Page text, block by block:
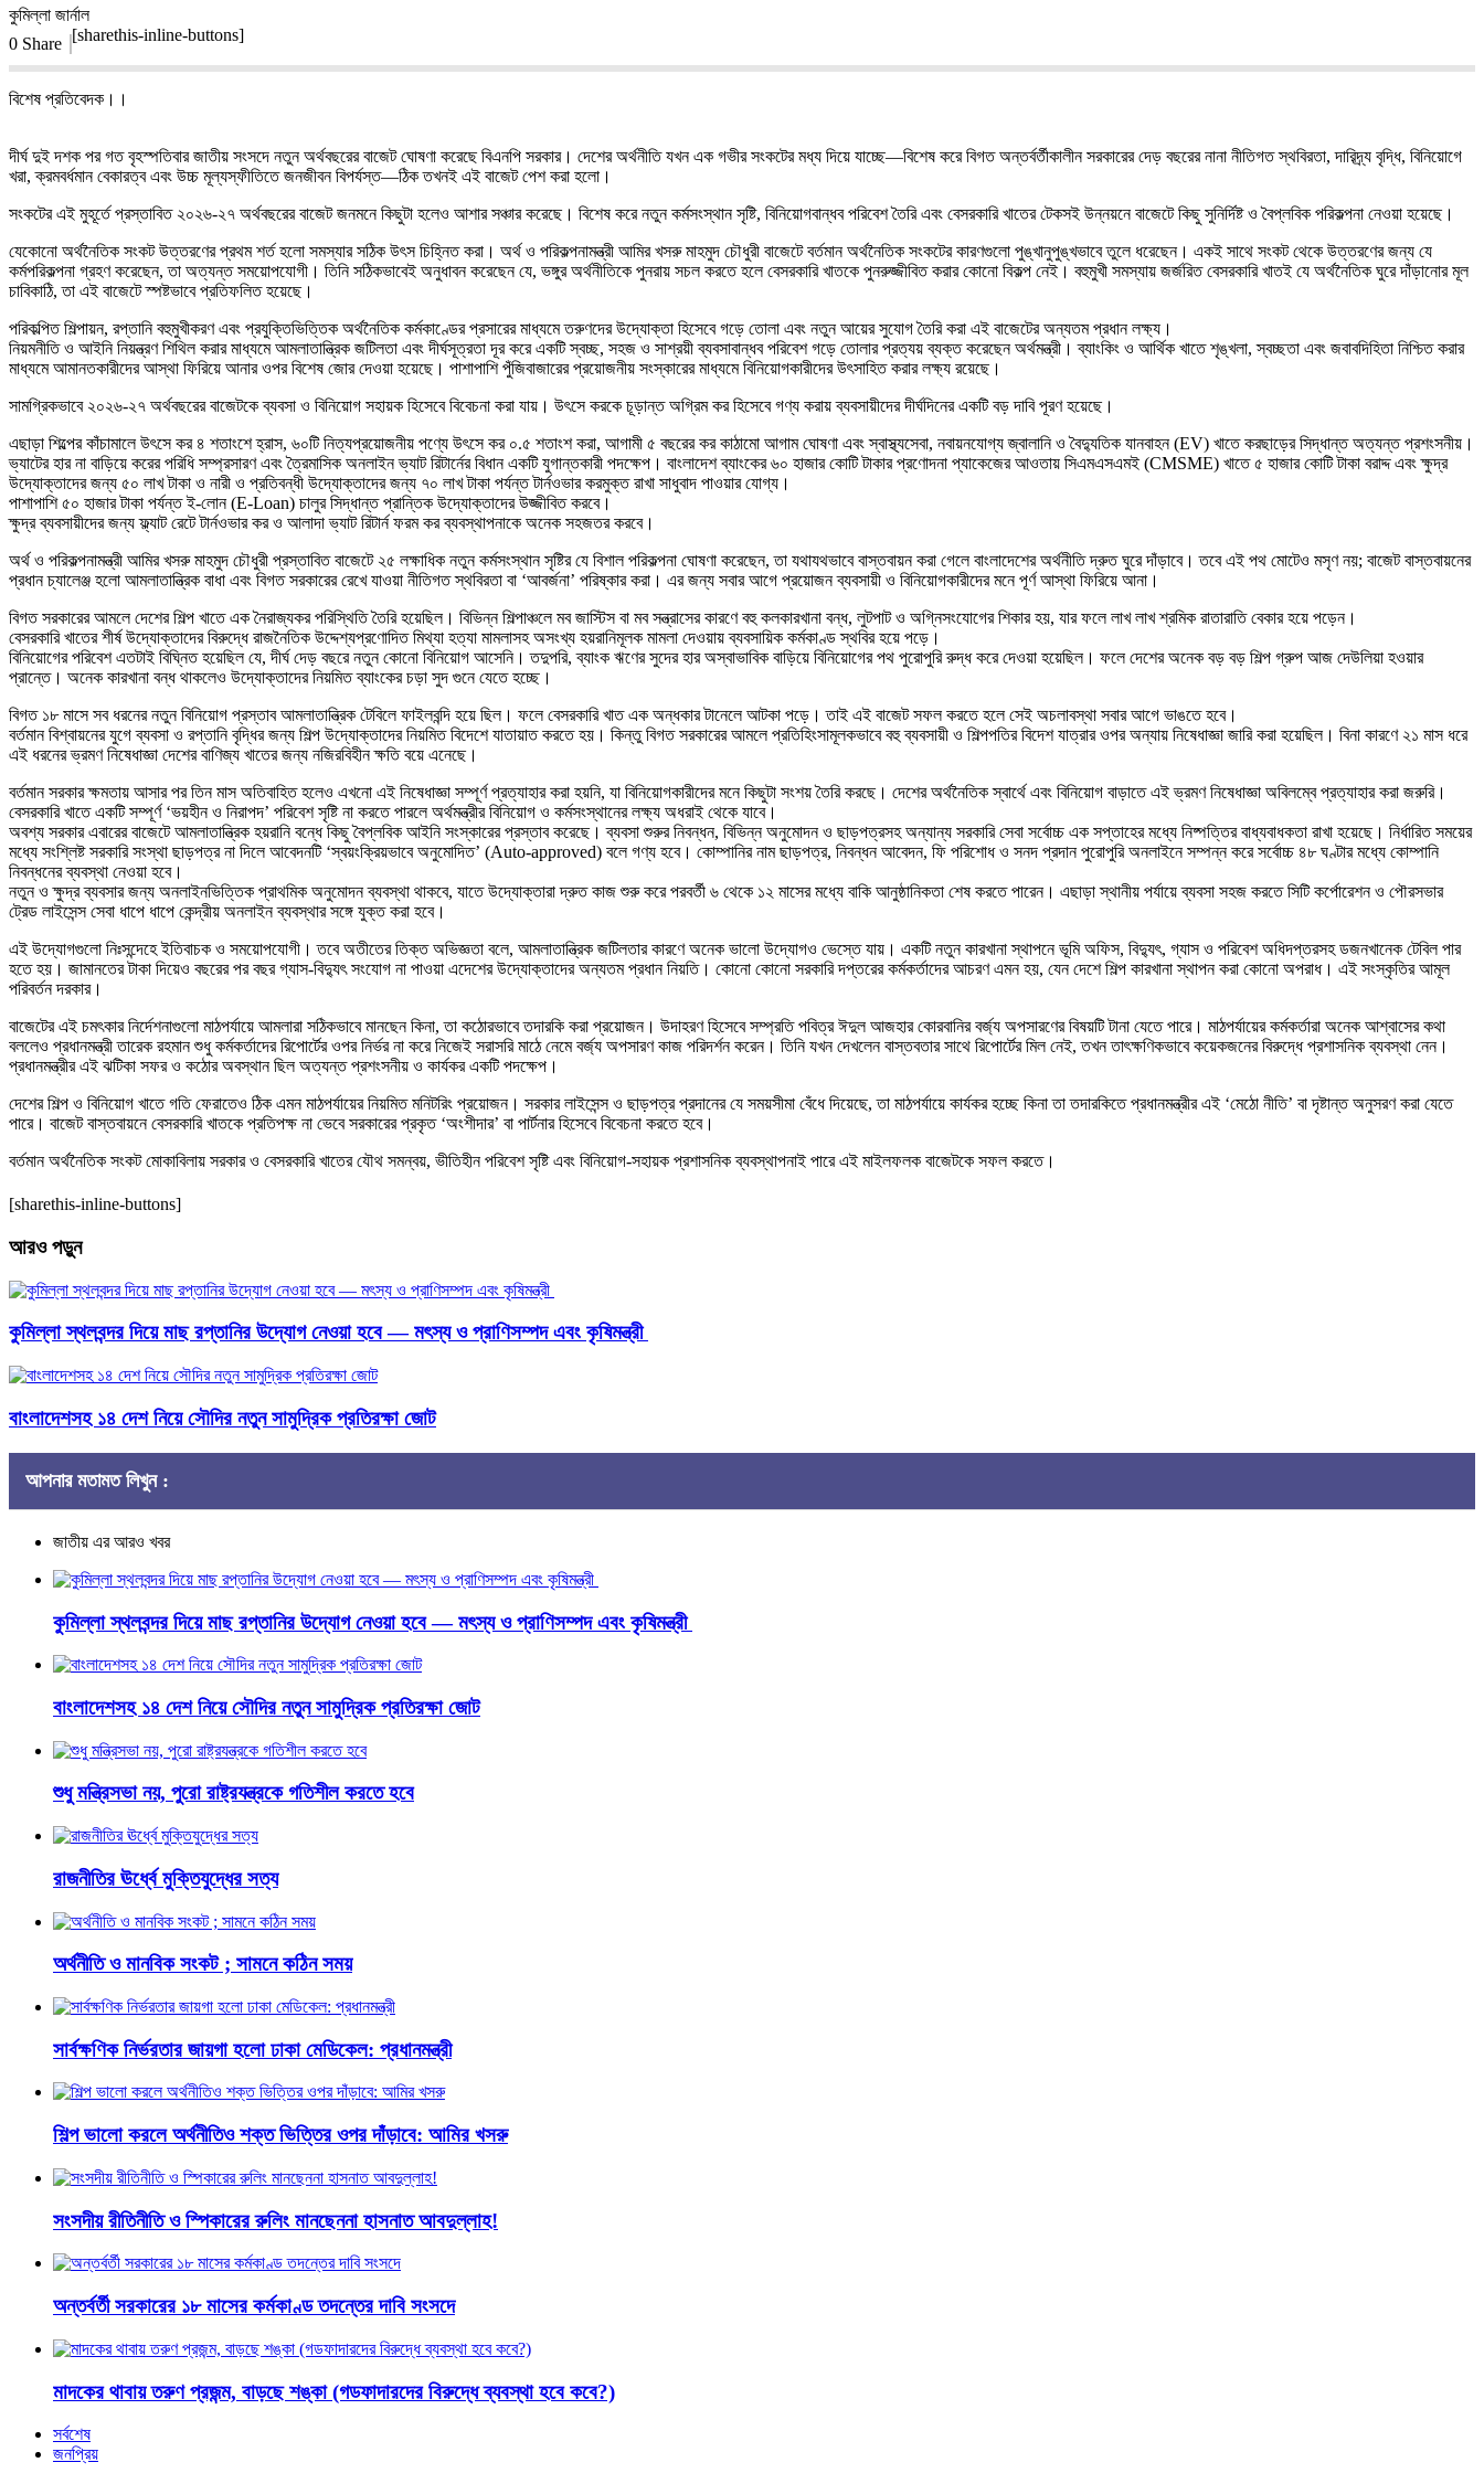
কুমিল্লা জার্নাল
0 Share [sharethis-inline-buttons]
​বিশেষ প্রতিবেদক।।
দীর্ঘ দুই দশক পর গত বৃহস্পতিবার জাতীয় সংসদে নতুন অর্থবছরের বাজেট ঘোষণা করেছে বিএনপি সরকার। দেশের অর্থনীতি যখন এক গভীর সংকটের মধ্য দিয়ে যাচ্ছে—বিশেষ করে বিগত অন্তর্বর্তীকালীন সরকারের দেড় বছরের নানা নীতিগত স্থবিরতা, দারিদ্র্য বৃদ্ধি, বিনিয়োগে
খরা, ক্রমবর্ধমান বেকারত্ব এবং উচ্চ মূল্যস্ফীতিতে জনজীবন বিপর্যস্ত—ঠিক তখনই এই বাজেট পেশ করা হলো।
সংকটের এই মুহূর্তে প্রস্তাবিত ২০২৬-২৭ অর্থবছরের বাজেট জনমনে কিছুটা হলেও আশার সঞ্চার করেছে। বিশেষ করে নতুন কর্মসংস্থান সৃষ্টি, বিনিয়োগবান্ধব পরিবেশ তৈরি এবং বেসরকারি খাতের টেকসই উন্নয়নে বাজেটে কিছু সুনির্দিষ্ট ও বৈপ্লবিক পরিকল্পনা নেওয়া হয়েছে।
​যেকোনো অর্থনৈতিক সংকট উত্তরণের প্রথম শর্ত হলো সমস্যার সঠিক উৎস চিহ্নিত করা। অর্থ ও পরিকল্পনামন্ত্রী আমির খসরু মাহমুদ চৌধুরী বাজেটে বর্তমান অর্থনৈতিক সংকটের কারণগুলো পুঙ্খানুপুঙ্খভাবে তুলে ধরেছেন। একই সাথে সংকট থেকে উত্তরণের জন্য যে
কর্মপরিকল্পনা গ্রহণ করেছেন, তা অত্যন্ত সময়োপযোগী। তিনি সঠিকভাবেই অনুধাবন করেছেন যে, ভঙ্গুর অর্থনীতিকে পুনরায় সচল করতে হলে বেসরকারি খাতকে পুনরুজ্জীবিত করার কোনো বিকল্প নেই। বহুমুখী সমস্যায় জর্জরিত বেসরকারি খাতই যে অর্থনৈতিক ঘুরে দাঁড়ানোর মূল
চাবিকাঠি, তা এই বাজেটে স্পষ্টভাবে প্রতিফলিত হয়েছে।
পরিকল্পিত শিল্পায়ন, রপ্তানি বহুমুখীকরণ এবং প্রযুক্তিভিত্তিক অর্থনৈতিক কর্মকাণ্ডের প্রসারের মাধ্যমে তরুণদের উদ্যোক্তা হিসেবে গড়ে তোলা এবং নতুন আয়ের সুযোগ তৈরি করা এই বাজেটের অন্যতম প্রধান লক্ষ্য।
​নিয়মনীতি ও আইনি নিয়ন্ত্রণ শিথিল করার মাধ্যমে আমলাতান্ত্রিক জটিলতা এবং দীর্ঘসূত্রতা দূর করে একটি স্বচ্ছ, সহজ ও সাশ্রয়ী ব্যবসাবান্ধব পরিবেশ গড়ে তোলার প্রত্যয় ব্যক্ত করেছেন অর্থমন্ত্রী। ব্যাংকিং ও আর্থিক খাতে শৃঙ্খলা, স্বচ্ছতা এবং জবাবদিহিতা নিশ্চিত করার
মাধ্যমে আমানতকারীদের আস্থা ফিরিয়ে আনার ওপর বিশেষ জোর দেওয়া হয়েছে। পাশাপাশি পুঁজিবাজারের প্রয়োজনীয় সংস্কারের মাধ্যমে বিনিয়োগকারীদের উৎসাহিত করার লক্ষ্য রয়েছে।
​সামগ্রিকভাবে ২০২৬-২৭ অর্থবছরের বাজেটকে ব্যবসা ও বিনিয়োগ সহায়ক হিসেবে বিবেচনা করা যায়। উৎসে করকে চূড়ান্ত অগ্রিম কর হিসেবে গণ্য করায় ব্যবসায়ীদের দীর্ঘদিনের একটি বড় দাবি পূরণ হয়েছে।
এছাড়া শিল্পের কাঁচামালে উৎসে কর ৪ শতাংশে হ্রাস, ৬০টি নিত্যপ্রয়োজনীয় পণ্যে উৎসে কর ০.৫ শতাংশ করা, আগামী ৫ বছরের কর কাঠামো আগাম ঘোষণা এবং স্বাস্থ্যসেবা, নবায়নযোগ্য জ্বালানি ও বৈদ্যুতিক যানবাহন (EV) খাতে করছাড়ের সিদ্ধান্ত অত্যন্ত প্রশংসনীয়।
ভ্যাটের হার না বাড়িয়ে করের পরিধি সম্প্রসারণ এবং ত্রৈমাসিক অনলাইন ভ্যাট রিটার্নের বিধান একটি যুগান্তকারী পদক্ষেপ। বাংলাদেশ ব্যাংকের ৬০ হাজার কোটি টাকার প্রণোদনা প্যাকেজের আওতায় সিএমএসএমই (CMSME) খাতে ৫ হাজার কোটি টাকা বরাদ্দ এবং ক্ষুদ্র
উদ্যোক্তাদের জন্য ৫০ লাখ টাকা ও নারী ও প্রতিবন্ধী উদ্যোক্তাদের জন্য ৭০ লাখ টাকা পর্যন্ত টার্নওভার করমুক্ত রাখা সাধুবাদ পাওয়ার যোগ্য।
পাশাপাশি ৫০ হাজার টাকা পর্যন্ত ই-লোন (E-Loan) চালুর সিদ্ধান্ত প্রান্তিক উদ্যোক্তাদের উজ্জীবিত করবে।
ক্ষুদ্র ব্যবসায়ীদের জন্য ফ্ল্যাট রেটে টার্নওভার কর ও আলাদা ভ্যাট রিটার্ন ফরম কর ব্যবস্থাপনাকে অনেক সহজতর করবে।
​অর্থ ও পরিকল্পনামন্ত্রী আমির খসরু মাহমুদ চৌধুরী প্রস্তাবিত বাজেটে ২৫ লক্ষাধিক নতুন কর্মসংস্থান সৃষ্টির যে বিশাল পরিকল্পনা ঘোষণা করেছেন, তা যথাযথভাবে বাস্তবায়ন করা গেলে বাংলাদেশের অর্থনীতি দ্রুত ঘুরে দাঁড়াবে। তবে এই পথ মোটেও মসৃণ নয়; বাজেট বাস্তবায়নের
প্রধান চ্যালেঞ্জ হলো আমলাতান্ত্রিক বাধা এবং বিগত সরকারের রেখে যাওয়া নীতিগত স্থবিরতা বা ‘আবর্জনা’ পরিষ্কার করা। এর জন্য সবার আগে প্রয়োজন ব্যবসায়ী ও বিনিয়োগকারীদের মনে পূর্ণ আস্থা ফিরিয়ে আনা।
​বিগত সরকারের আমলে দেশের শিল্প খাতে এক নৈরাজ্যকর পরিস্থিতি তৈরি হয়েছিল। বিভিন্ন শিল্পাঞ্চলে মব জাস্টিস বা মব সন্ত্রাসের কারণে বহু কলকারখানা বন্ধ, লুটপাট ও অগ্নিসংযোগের শিকার হয়, যার ফলে লাখ লাখ শ্রমিক রাতারাতি বেকার হয়ে পড়েন।
বেসরকারি খাতের শীর্ষ উদ্যোক্তাদের বিরুদ্ধে রাজনৈতিক উদ্দেশ্যপ্রণোদিত মিথ্যা হত্যা মামলাসহ অসংখ্য হয়রানিমূলক মামলা দেওয়ায় ব্যবসায়িক কর্মকাণ্ড স্থবির হয়ে পড়ে।
বিনিয়োগের পরিবেশ এতটাই বিঘ্নিত হয়েছিল যে, দীর্ঘ দেড় বছরে নতুন কোনো বিনিয়োগ আসেনি। তদুপরি, ব্যাংক ঋণের সুদের হার অস্বাভাবিক বাড়িয়ে বিনিয়োগের পথ পুরোপুরি রুদ্ধ করে দেওয়া হয়েছিল। ফলে দেশের অনেক বড় বড় শিল্প গ্রুপ আজ দেউলিয়া হওয়ার
প্রান্তে। অনেক কারখানা বন্ধ থাকলেও উদ্যোক্তাদের নিয়মিত ব্যাংকের চড়া সুদ গুনে যেতে হচ্ছে।
​বিগত ১৮ মাসে সব ধরনের নতুন বিনিয়োগ প্রস্তাব আমলাতান্ত্রিক টেবিলে ফাইলবন্দি হয়ে ছিল। ফলে বেসরকারি খাত এক অন্ধকার টানেলে আটকা পড়ে। তাই এই বাজেট সফল করতে হলে সেই অচলাবস্থা সবার আগে ভাঙতে হবে।
বর্তমান বিশ্বায়নের যুগে ব্যবসা ও রপ্তানি বৃদ্ধির জন্য শিল্প উদ্যোক্তাদের নিয়মিত বিদেশে যাতায়াত করতে হয়। কিন্তু বিগত সরকারের আমলে প্রতিহিংসামূলকভাবে বহু ব্যবসায়ী ও শিল্পপতির বিদেশ যাত্রার ওপর অন্যায় নিষেধাজ্ঞা জারি করা হয়েছিল। বিনা কারণে ২১ মাস ধরে
এই ধরনের ভ্রমণ নিষেধাজ্ঞা দেশের বাণিজ্য খাতের জন্য নজিরবিহীন ক্ষতি বয়ে এনেছে।
বর্তমান সরকার ক্ষমতায় আসার পর তিন মাস অতিবাহিত হলেও এখনো এই নিষেধাজ্ঞা সম্পূর্ণ প্রত্যাহার করা হয়নি, যা বিনিয়োগকারীদের মনে কিছুটা সংশয় তৈরি করছে। দেশের অর্থনৈতিক স্বার্থে এবং বিনিয়োগ বাড়াতে এই ভ্রমণ নিষেধাজ্ঞা অবিলম্বে প্রত্যাহার করা জরুরি।
বেসরকারি খাতে একটি সম্পূর্ণ ‘ভয়হীন ও নিরাপদ’ পরিবেশ সৃষ্টি না করতে পারলে অর্থমন্ত্রীর বিনিয়োগ ও কর্মসংস্থানের লক্ষ্য অধরাই থেকে যাবে।
​অবশ্য সরকার এবারের বাজেটে আমলাতান্ত্রিক হয়রানি বন্ধে কিছু বৈপ্লবিক আইনি সংস্কারের প্রস্তাব করেছে। ব্যবসা শুরুর নিবন্ধন, বিভিন্ন অনুমোদন ও ছাড়পত্রসহ অন্যান্য সরকারি সেবা সর্বোচ্চ এক সপ্তাহের মধ্যে নিষ্পত্তির বাধ্যবাধকতা রাখা হয়েছে। নির্ধারিত সময়ের
মধ্যে সংশ্লিষ্ট সরকারি সংস্থা ছাড়পত্র না দিলে আবেদনটি ‘স্বয়ংক্রিয়ভাবে অনুমোদিত’ (Auto-approved) বলে গণ্য হবে। কোম্পানির নাম ছাড়পত্র, নিবন্ধন আবেদন, ফি পরিশোধ ও সনদ প্রদান পুরোপুরি অনলাইনে সম্পন্ন করে সর্বোচ্চ ৪৮ ঘণ্টার মধ্যে কোম্পানি
নিবন্ধনের ব্যবস্থা নেওয়া হবে।
নতুন ও ক্ষুদ্র ব্যবসার জন্য অনলাইনভিত্তিক প্রাথমিক অনুমোদন ব্যবস্থা থাকবে, যাতে উদ্যোক্তারা দ্রুত কাজ শুরু করে পরবর্তী ৬ থেকে ১২ মাসের মধ্যে বাকি আনুষ্ঠানিকতা শেষ করতে পারেন। এছাড়া স্থানীয় পর্যায়ে ব্যবসা সহজ করতে সিটি কর্পোরেশন ও পৌরসভার
ট্রেড লাইসেন্স সেবা ধাপে ধাপে কেন্দ্রীয় অনলাইন ব্যবস্থার সঙ্গে যুক্ত করা হবে।
​এই উদ্যোগগুলো নিঃসন্দেহে ইতিবাচক ও সময়োপযোগী। তবে অতীতের তিক্ত অভিজ্ঞতা বলে, আমলাতান্ত্রিক জটিলতার কারণে অনেক ভালো উদ্যোগও ভেস্তে যায়। একটি নতুন কারখানা স্থাপনে ভূমি অফিস, বিদ্যুৎ, গ্যাস ও পরিবেশ অধিদপ্তরসহ ডজনখানেক টেবিল পার
হতে হয়। জামানতের টাকা দিয়েও বছরের পর বছর গ্যাস-বিদ্যুৎ সংযোগ না পাওয়া এদেশের উদ্যোক্তাদের অন্যতম প্রধান নিয়তি। কোনো কোনো সরকারি দপ্তরের কর্মকর্তাদের আচরণ এমন হয়, যেন দেশে শিল্প কারখানা স্থাপন করা কোনো অপরাধ। এই সংস্কৃতির আমূল
পরিবর্তন দরকার।
​বাজেটের এই চমৎকার নির্দেশনাগুলো মাঠপর্যায়ে আমলারা সঠিকভাবে মানছেন কিনা, তা কঠোরভাবে তদারকি করা প্রয়োজন। উদাহরণ হিসেবে সম্প্রতি পবিত্র ঈদুল আজহার কোরবানির বর্জ্য অপসারণের বিষয়টি টানা যেতে পারে। মাঠপর্যায়ের কর্মকর্তারা অনেক আশ্বাসের কথা
বললেও প্রধানমন্ত্রী তারেক রহমান শুধু কর্মকর্তাদের রিপোর্টের ওপর নির্ভর না করে নিজেই সরাসরি মাঠে নেমে বর্জ্য অপসারণ কাজ পরিদর্শন করেন। তিনি যখন দেখলেন বাস্তবতার সাথে রিপোর্টের মিল নেই, তখন তাৎক্ষণিকভাবে কয়েকজনের বিরুদ্ধে প্রশাসনিক ব্যবস্থা নেন।
প্রধানমন্ত্রীর এই ঝটিকা সফর ও কঠোর অবস্থান ছিল অত্যন্ত প্রশংসনীয় ও কার্যকর একটি পদক্ষেপ।
​দেশের শিল্প ও বিনিয়োগ খাতে গতি ফেরাতেও ঠিক এমন মাঠপর্যায়ের নিয়মিত মনিটরিং প্রয়োজন। সরকার লাইসেন্স ও ছাড়পত্র প্রদানের যে সময়সীমা বেঁধে দিয়েছে, তা মাঠপর্যায়ে কার্যকর হচ্ছে কিনা তা তদারকিতে প্রধানমন্ত্রীর এই ‘মেঠো নীতি’ বা দৃষ্টান্ত অনুসরণ করা যেতে
পারে। বাজেট বাস্তবায়নে বেসরকারি খাতকে প্রতিপক্ষ না ভেবে সরকারের প্রকৃত ‘অংশীদার’ বা পার্টনার হিসেবে বিবেচনা করতে হবে।
বর্তমান অর্থনৈতিক সংকট মোকাবিলায় সরকার ও বেসরকারি খাতের যৌথ সমন্বয়, ভীতিহীন পরিবেশ সৃষ্টি এবং বিনিয়োগ-সহায়ক প্রশাসনিক ব্যবস্থাপনাই পারে এই মাইলফলক বাজেটকে সফল করতে।
[sharethis-inline-buttons]
আরও পড়ুন
কুমিল্লা স্থলবন্দর দিয়ে মাছ রপ্তানির উদ্যোগ নেওয়া হবে — মৎস্য ও প্রাণিসম্পদ এবং কৃষিমন্ত্রী
বাংলাদেশসহ ১৪ দেশ নিয়ে সৌদির নতুন সামুদ্রিক প্রতিরক্ষা জোট
আপনার মতামত লিখুন :
জাতীয় এর আরও খবর
কুমিল্লা স্থলবন্দর দিয়ে মাছ রপ্তানির উদ্যোগ নেওয়া হবে — মৎস্য ও প্রাণিসম্পদ এবং কৃষিমন্ত্রী
বাংলাদেশসহ ১৪ দেশ নিয়ে সৌদির নতুন সামুদ্রিক প্রতিরক্ষা জোট
শুধু মন্ত্রিসভা নয়, পুরো রাষ্ট্রযন্ত্রকে গতিশীল করতে হবে
রাজনীতির ঊর্ধ্বে মুক্তিযুদ্ধের সত্য
অর্থনীতি ও মানবিক সংকট ; সামনে কঠিন সময়
সার্বক্ষণিক নির্ভরতার জায়গা হলো ঢাকা মেডিকেল: প্রধানমন্ত্রী
শিল্প ভালো করলে অর্থনীতিও শক্ত ভিত্তির ওপর দাঁড়াবে: আমির খসরু
সংসদীয় রীতিনীতি ও স্পিকারের রুলিং মানছেননা হাসনাত আবদুল্লাহ!
অন্তর্বর্তী সরকারের ১৮ মাসের কর্মকাণ্ড তদন্তের দাবি সংসদে
মাদকের থাবায় তরুণ প্রজন্ম, বাড়ছে শঙ্কা (গডফাদারদের বিরুদ্ধে ব্যবস্থা হবে কবে?)
সর্বশেষ
জনপ্রিয়